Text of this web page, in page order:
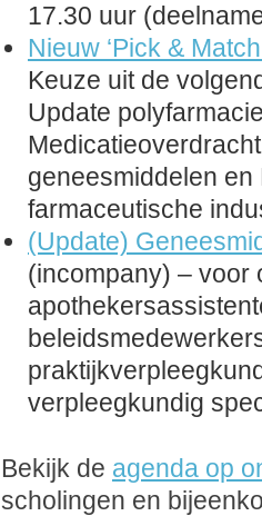
17.30 uur
Nieuw ‘Pick &
Keuze uit de
Update
geneesmiddelen
farmaceutische
(Update)
(incompany) – voor
verpleegkundig
Bekijk de agenda op
scholingen en